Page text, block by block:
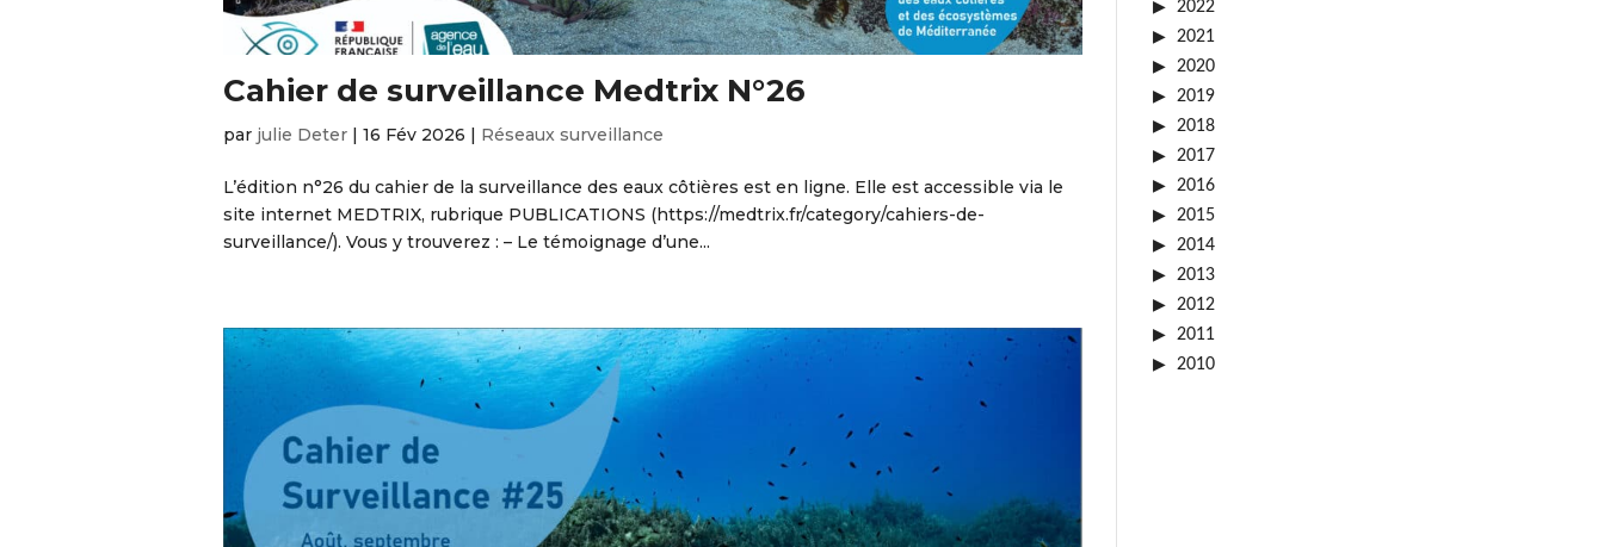
Cahier de surveillance Medtrix N°26
par julie Deter | 16 Fév 2026 | Réseaux surveillance
L’édition n°26 du cahier de la surveillance des eaux côtières est en ligne. Elle est accessible via le
site internet MEDTRIX, rubrique PUBLICATIONS (https://medtrix.fr/category/cahiers-de-
surveillance/). Vous y trouverez : – Le témoignage d’une...
2022
2021
2020
2019
2018
2017
2016
2015
2014
2013
2012
2011
2010